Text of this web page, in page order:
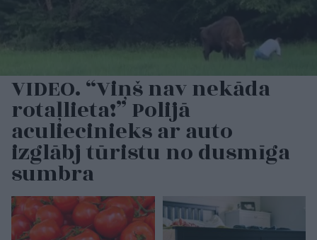
VIDEO. “Viņš nav nekāda
rotaļlieta!” Polijā
aculiecinieks ar auto
izglābj tūristu no dusmīga
sumbra